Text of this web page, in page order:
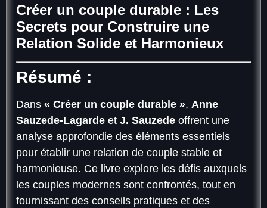
Créer un couple durable : Les
Secrets pour Construire une
Relation Solide et Harmonieux
Résumé :
Dans « Créer un couple durable », Anne
Sauzede-Lagarde et J. Sauzede offrent une
analyse approfondie des éléments essentiels
pour établir une relation de couple stable et
harmonieuse. Ce livre explore les défis auxquels
les couples modernes sont confrontés, tout en
fournissant des conseils pratiques et des